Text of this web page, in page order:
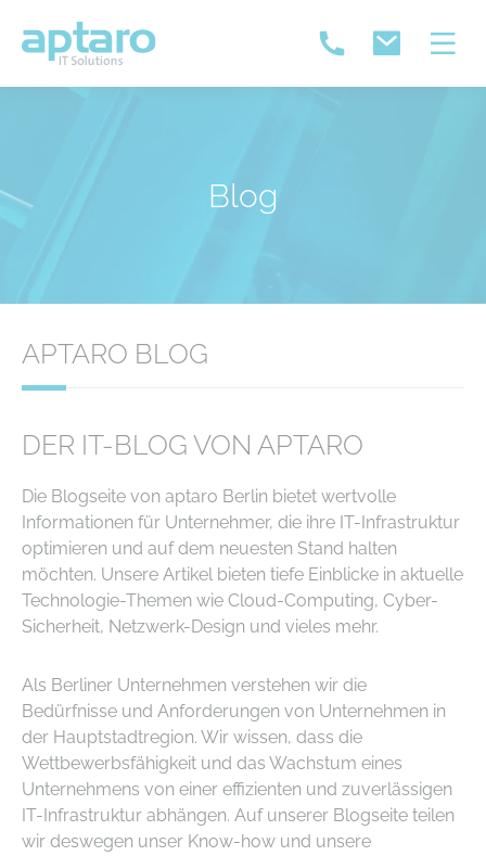
Blog
APTARO BLOG
DER IT-BLOG VON APTARO
Die Blogseite von aptaro Berlin bietet wertvolle
Informationen für Unternehmer, die ihre IT-Infrastruktur
optimieren und auf dem neuesten Stand halten
möchten. Unsere Artikel bieten tiefe Einblicke in aktuelle
Technologie-Themen wie Cloud-Computing, Cyber-
Sicherheit, Netzwerk-Design und vieles mehr.
Als Berliner Unternehmen verstehen wir die
Bedürfnisse und Anforderungen von Unternehmen in
der Hauptstadtregion. Wir wissen, dass die
Wettbewerbsfähigkeit und das Wachstum eines
Unternehmens von einer effizienten und zuverlässigen
IT-Infrastruktur abhängen. Auf unserer Blogseite teilen
wir deswegen unser Know-how und unsere